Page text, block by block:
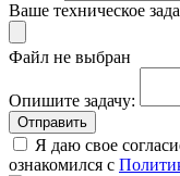
Ваше техническое
Файл не выбран
Опишите задачу:
Отправить
Я даю свое
ознакомился с